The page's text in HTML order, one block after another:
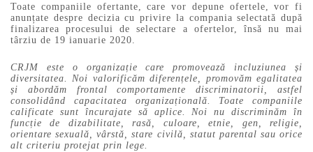
Toate companiile ofertante, care vor depune ofertele, vor fi
anunțate despre decizia cu privire la compania selectată după
finalizarea procesului de selectare a ofertelor, însă nu mai
târziu de 19 ianuarie 2020.
CRJM este o organizație care promovează incluziunea și
diversitatea. Noi valorificăm diferențele, promovăm egalitatea
și abordăm frontal comportamente discriminatorii, astfel
consolidând capacitatea organizațională. Toate companiile
calificate sunt încurajate să aplice. Noi nu discriminăm în
funcție de dizabilitate, rasă, culoare, etnie, gen, religie,
orientare sexuală, vârstă, stare civilă, statut parental sau orice
alt criteriu protejat prin lege.